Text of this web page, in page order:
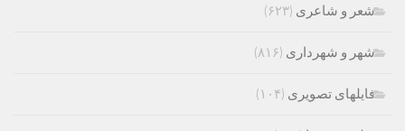
شعر و شاعری (۶۲۳)
شهر و شهرداری (۸۱۶)
فایلهای تصویری (۱۰۴)